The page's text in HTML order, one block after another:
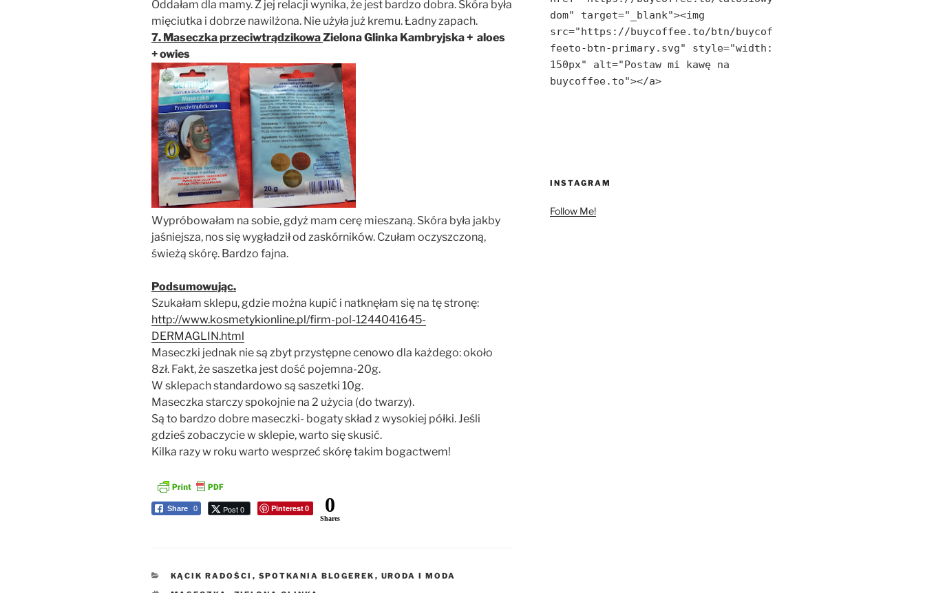
Oddałam dla mamy. Z jej relacji wynika, że jest bardzo dobra. Skóra była
mięciutka i dobrze nawilżona. Nie użyła już kremu. Ładny zapach.
7. Maseczka przeciwtrądzikowaZielona Glinka Kambryjska + aloes
+ owies
Wypróbowałam na sobie, gdyż mam cerę mieszaną. Skóra była jakby
jaśniejsza, nos się wygładził od zaskórników. Czułam oczyszczoną,
świeżą skórę. Bardzo fajna.
Podsumowując.
Szukałam sklepu, gdzie można kupić i natknęłam się na tę stronę:
http://www.kosmetykionline.pl/firm-pol-1244041645-
DERMAGLIN.html
Maseczki jednak nie są zbyt przystępne cenowo dla każdego: około
8zł. Fakt, że saszetka jest dość pojemna-20g.
W sklepach standardowo są saszetki 10g.
Maseczka starczy spokojnie na 2 użycia (do twarzy).
Są to bardzo dobre maseczki- bogaty skład z wysokiej półki. Jeśli
gdzieś zobaczycie w sklepie, warto się skusić.
Kilka razy w roku warto wesprzeć skórę takim bogactwem!
Share 0 Post 0 Pinterest0 0
Shares
KATEGORIE
KĄCIK RADOŚCI , SPOTKANIA BLOGEREK , URODA I MODA
dom" target="_blank"><img
src="https://buycoffee.to/btn/buycof
feeto-btn-primary.svg" style="width:
150px" alt="Postaw mi kawę na
buycoffee.to"></a>
INSTAGRAM
Follow Me!